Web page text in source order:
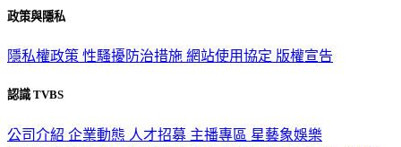
政策與隱私
隱私權政策 性騷擾防治措施 網站使用協定 版權宣告
認識 TVBS
公司介紹 企業動態 人才招募 主播專區 星藝象娛樂